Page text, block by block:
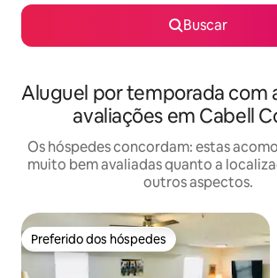
Buscar
Aluguel por temporada com
avaliações em Cabell
Os hóspedes concordam: estas
muito bem avaliadas quanto a
outros aspectos.
Preferido dos hóspedes
Preferido dos hóspedes